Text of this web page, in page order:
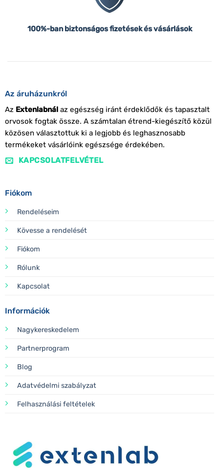
100%-ban biztonságos fizetések és vásárlások
Az áruházunkról
Az Extenlabnálaz egészség iránt érdeklődők és tapasztalt
orvosok fogtak össze. A számtalan étrend-kiegészítő közül
közösen választottuk ki a legjobb és leghasznosabb
termékeket vásárlóink egészsége érdekében.
KAPCSOLATFELVÉTEL
Fiókom
Rendeléseim
Kövesse a rendelését
Fiókom
Rólunk
Kapcsolat
Információk
Nagykereskedelem
Partnerprogram
Blog
Adatvédelmi szabályzat
Felhasználási feltételek